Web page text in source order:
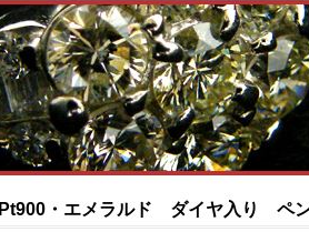
Pt900・エメラルド ダイヤ入り ペ